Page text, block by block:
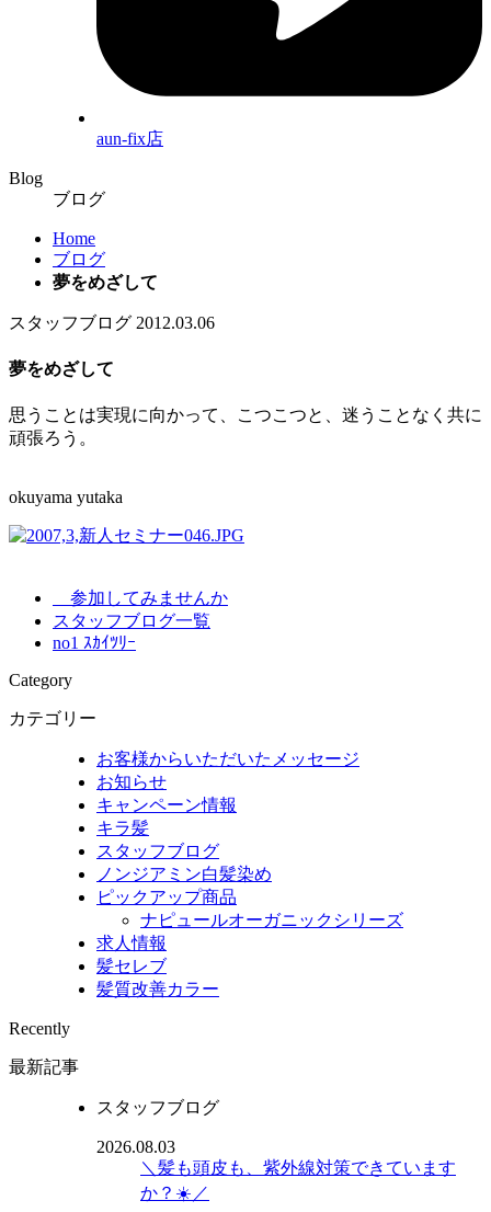
aun-fix店
Blog
ブログ
Home
ブログ
夢をめざして
スタッフブログ 2012.03.06
夢をめざして
思うことは実現に向かって、こつこつと、迷うことなく共に
頑張ろう。
okuyama yutaka
参加してみませんか
スタッフブログ一覧
no1 ｽｶｲﾂﾘｰ
Category
カテゴリー
お客様からいただいたメッセージ
お知らせ
キャンペーン情報
キラ髪
スタッフブログ
ノンジアミン白髪染め
ピックアップ商品
ナピュールオーガニックシリーズ
求人情報
髪セレブ
髪質改善カラー
Recently
最新記事
スタッフブログ
2026.08.03
＼髪も頭皮も、紫外線対策できています
か？☀️／